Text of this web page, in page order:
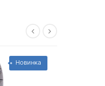
Новинка